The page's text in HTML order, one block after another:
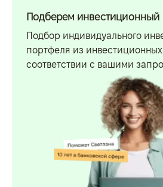
Подберем инвестиционный
Подбор индивидуального
портфеля из
соответствии с вашими